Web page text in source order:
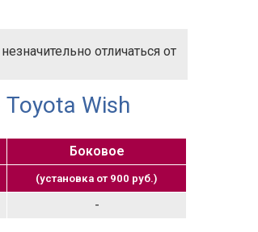
отличаться от
Wish
Боковое
(установка от 900 руб.)
-